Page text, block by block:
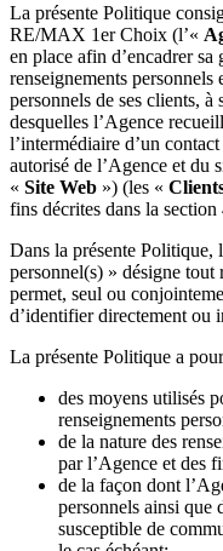
La présente Politique
RE/MAX 1er Choix (l’«
en place afin d’encadrer sa
renseignements personnels
personnels de ses clients, à
desquelles l’Agence
l’intermédiaire d’un
autorisé de l’Agence et du
« Site Web ») (les «
fins décrites dans la section
Dans la présente Politique,
personnel(s) » désigne
permet, seul ou
d’identifier directement ou
La présente Politique a
des moyens utilisés
renseignements
de la nature des
par l’Agence et des
de la façon dont
personnels ainsi que
susceptible de